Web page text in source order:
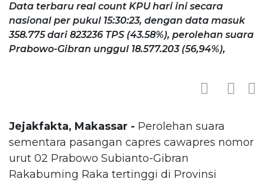
Data terbaru real count KPU hari ini secara
nasional per pukul 15:30:23, dengan data masuk
358.775 dari 823236 TPS (43.58%), perolehan suara
Prabowo-Gibran unggul 18.577.203 (56,94%),
Jejakfakta, Makassar - Perolehan suara
sementara pasangan capres cawapres nomor
urut 02 Prabowo Subianto-Gibran
Rakabuming Raka tertinggi di Provinsi